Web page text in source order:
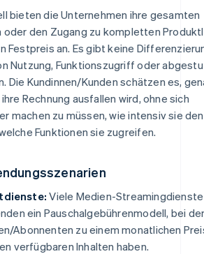
bieten die Unternehmen ihre gesamten
den Zugang zu kompletten
Festpreis an. Es gibt keine
Nutzung, Funktionszugriff oder
Die Kundinnen/Kunden schätzen es,
Rechnung ausfallen wird, ohne sich
machen zu müssen, wie intensiv sie
Funktionen sie zugreifen.
Viele Medien-
ein Pauschalgebührenmodell, bei
Abonnenten zu einem monatlichen
verfügbaren Inhalten haben.